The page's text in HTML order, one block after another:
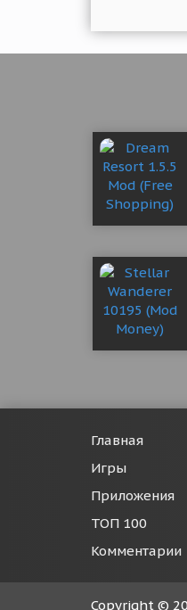
Главная
Игры
Приложения
ТОП 100
Комментарии
Copyright ©